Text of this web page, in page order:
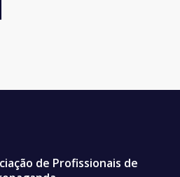
de Profissionais de